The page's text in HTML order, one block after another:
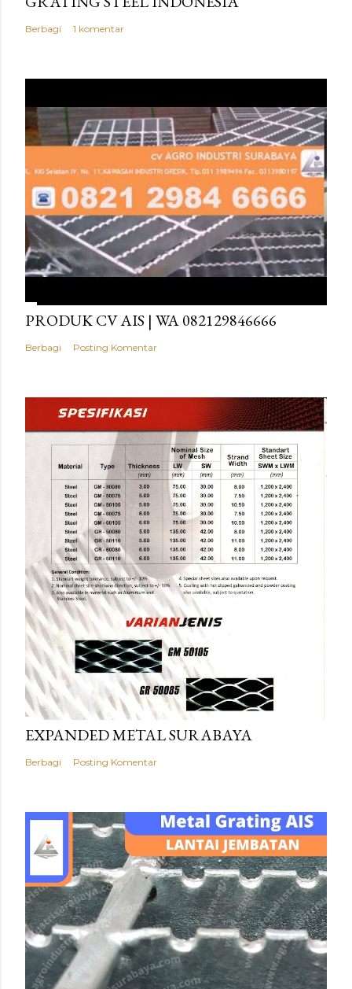
Berbagi 1 komentar
PRODUK CV AIS | WA 082129846666
Berbagi Posting Komentar
EXPANDED METAL SURABAYA
Berbagi Posting Komentar